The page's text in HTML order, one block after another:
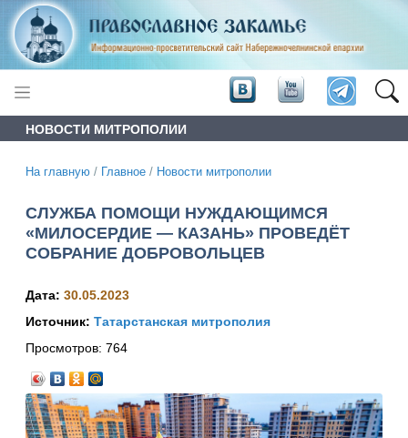
НОВОСТИ МИТРОПОЛИИ
На главную / Главное / Новости митрополии
СЛУЖБА ПОМОЩИ НУЖДАЮЩИМСЯ
«МИЛОСЕРДИЕ — КАЗАНЬ» ПРОВЕДЁТ
СОБРАНИЕ ДОБРОВОЛЬЦЕВ
Дата: 30.05.2023
Источник: Татарстанская митрополия
Просмотров: 764